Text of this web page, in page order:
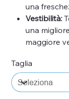
una
Vestibilità:
una
maggiore
Taglia